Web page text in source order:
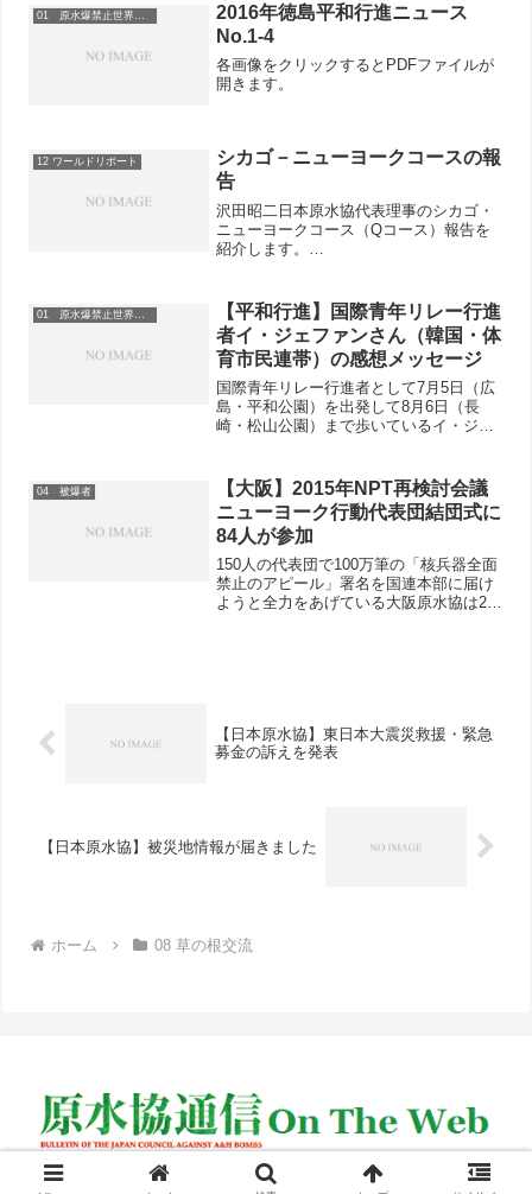
01 原水爆禁止世界大会
2016年徳島平和行進ニュース
No.1-4
各画像をクリックするとPDFファイルが
開きます。
12 ワールドリポート
シカゴ－ニューヨークコースの報
告
沢田昭二日本原水協代表理事のシカゴ・
ニューヨークコース（Qコース）報告を
紹介します。
01 原水爆禁止世界大会
【平和行進】国際青年リレー行進
者イ・ジェファンさん（韓国・体
育市民連帯）の感想メッセージ
国際青年リレー行進者として7月5日（広
島・平和公園）を出発して8月6日（長
崎・松山公園）まで歩いているイ・ジェ
こんにちは。私はイ・ジェファンです。
竹田昭彦さんと嶋田紀...
04 被爆者
【大阪】2015年NPT再検討会議
ニューヨーク行動代表団結団式に
84人が参加
150人の代表団で100万筆の「核兵器全面
禁止のアピール」署名を国連本部に届け
ようと全力をあげている大阪原水協は2月
【日本原水協】東日本大震災救援・緊急
募金の訴えを発表
【日本原水協】被災地情報が届きました
ホーム 08 草の根交流
© 2005 原水協通信 on the web.